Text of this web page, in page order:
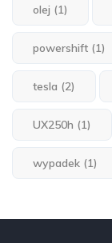
olej (1)
powershift (1)
tesla (2)
UX250h (1)
wypadek (1)